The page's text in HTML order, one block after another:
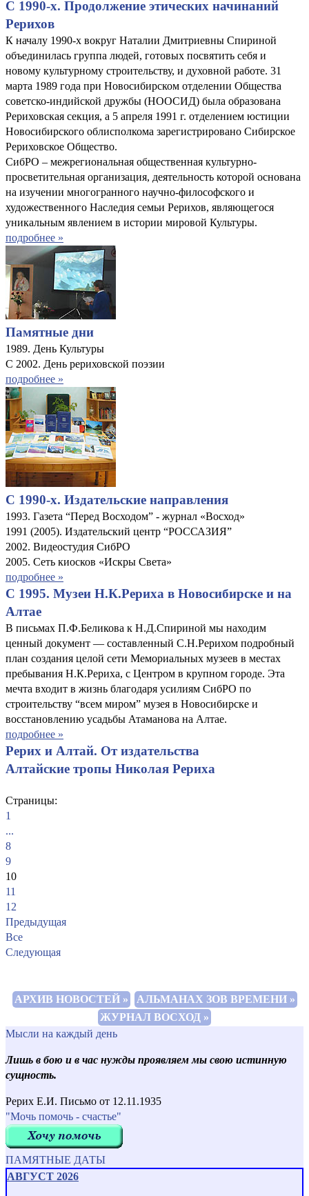
С 1990-х. Продолжение этических начинаний
Рерихов
К началу 1990-х вокруг Наталии Дмитриевны Спириной
объединилась группа людей, готовых посвятить себя и
новому культурному строительству, и духовной работе. 31
марта 1989 года при Новосибирском отделении Общества
советско-индийской дружбы (НООСИД) была образована
Рериховская секция, а 5 апреля 1991 г. отделением юстиции
Новосибирского облисполкома зарегистрировано Сибирское
Рериховское Общество.
СибРО – межрегиональная общественная культурно-
просветительная организация, деятельность которой основана
на изучении многогранного научно-философского и
художественного Наследия семьи Рерихов, являющегося
уникальным явлением в истории мировой Культуры.
подробнее »
Памятные дни
1989. День Культуры
С 2002. День рериховской поэзии
подробнее »
С 1990-х. Издательские направления
1993. Газета “Перед Восходом” - журнал «Восход»
1991 (2005). Издательский центр “РОССАЗИЯ”
2002. Видеостудия СибРО
2005. Сеть киосков «Искры Света»
подробнее »
C 1995. Музеи Н.К.Рериха в Новосибирске и на
Алтае
В письмах П.Ф.Беликова к Н.Д.Спириной мы находим
ценный документ — составленный С.Н.Рерихом подробный
план создания целой сети Мемориальных музеев в местах
пребывания Н.К.Рериха, с Центром в крупном городе. Эта
мечта входит в жизнь благодаря усилиям СибРО по
строительству “всем миром” музея в Новосибирске и
восстановлению усадьбы Атаманова на Алтае.
подробнее »
Рерих и Алтай. От издательства
Алтайские тропы Николая Рериха
Страницы:
1
...
8
9
10
11
12
Предыдущая
Все
Следующая
АРХИВ НОВОСТЕЙ »
АЛЬМАНАХ ЗОВ ВРЕМЕНИ »
ЖУРНАЛ ВОСХОД »
Мысли на каждый день
Лишь в бою и в час нужды проявляем мы свою истинную
сущность.
Рерих Е.И. Письмо от 12.11.1935
"Мочь помочь - счастье"
ПАМЯТНЫЕ ДАТЫ
АВГУСТ 2026